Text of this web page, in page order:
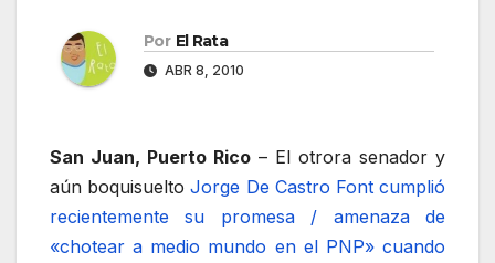
Por El Rata
ABR 8, 2010
San Juan, Puerto Rico – El otrora senador y
aún boquisueltoJorge De Castro Font cumplió
recientemente su promesa / amenaza de
«chotear a medio mundo en el PNP» cuando